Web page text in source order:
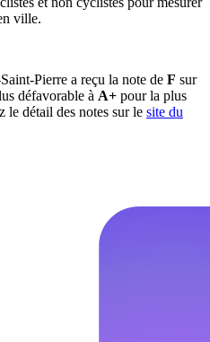
ville.
Pierre a reçu la note de F sur
défavorable à A+ pour la plus
le détail des notes sur le site du